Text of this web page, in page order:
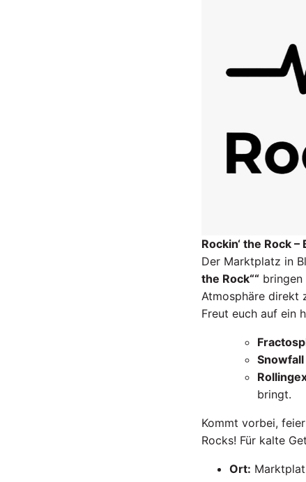
Rockin‘ the Rock
Der Marktplatz in
the Rock““ bringen
Atmosphäre direkt
Freut euch auf ein
bringt.
Kommt vorbei,
Rocks! Für kalte
Ort: